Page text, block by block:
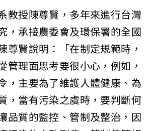
教授陳尊賢，多年來進行台灣
，承接農委會及環保署的全國
賢說明：「在制定規範時，
理面思考要很小心，例如，
，主要為了維護人體健康、為
，當有污染之虞時，要判斷何
品質的監控、管制及整治，因